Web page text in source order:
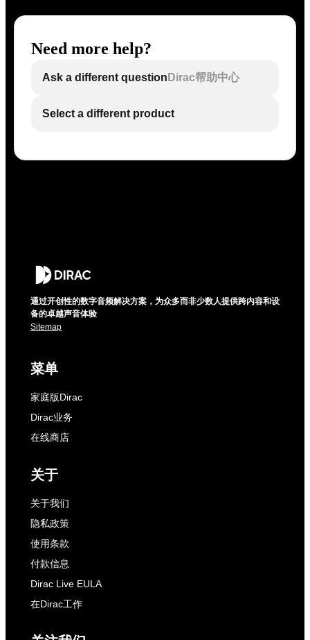
Need more help?
Ask a different question Dirac帮助中心
Select a different product
通过开创性的数字音频解决方案，为众多而非少数人提供跨内容和设
备的卓越声音体验
Sitemap
菜单
家庭版Dirac
Dirac业务
在线商店
关于
关于我们
隐私政策
使用条款
付款信息
Dirac Live EULA
在Dirac工作